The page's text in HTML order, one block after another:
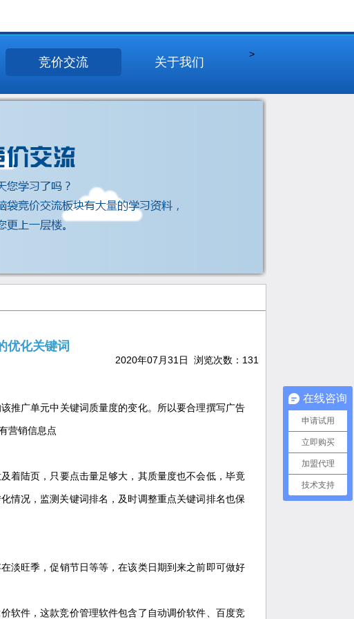
>
竞价交流 关于我们
优化关键词
2020年07月31日 浏览次数： 131
推广单元中关键词质量度的变化。所以要合理撰写广告
营销信息点
着陆页，只要点击量足够大，其质量度也不会低，毕竟
情况，监测关键词排名，及时调整重点关键词排名也保
淡旺季，促销节日等等，在该类日期到来之前即可做好
件，这款竞价管理软件包含了自动调价软件、百度竞
在线咨询
申请试用
立即购买
加盟代理
技术支持